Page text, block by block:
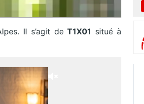
Il s’agit deT1X01 situé à